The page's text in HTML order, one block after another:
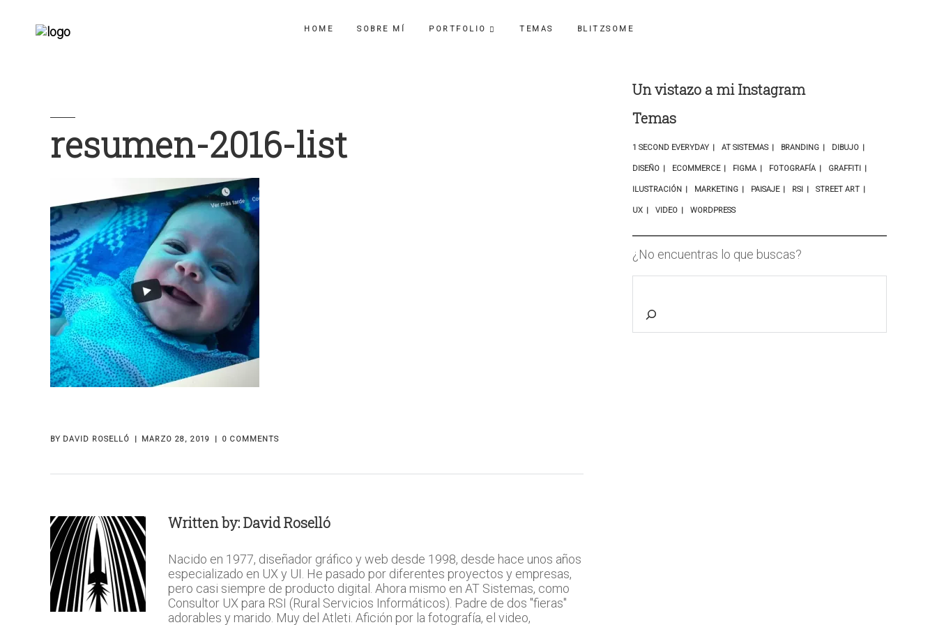
HOME SOBRE MÍ PORTFOLIO TEMAS BLITZSOME
resumen-2016-list
BY DAVID ROSELLÓ MARZO 28, 2019 0 COMMENTS
Written by:David Roselló
Nacido en 1977, diseñador gráfico y web desde 1998, desde hace unos años
especializado en UX y UI. He pasado por diferentes proyectos y empresas,
pero casi siempre de producto digital. Ahora mismo en AT Sistemas, como
Consultor UX para RSI (Rural Servicios Informáticos). Padre de dos "fieras"
adorables y marido. Muy del Atleti. Afición por la fotografía, el video,
Un vistazo a mi Instagram
Temas
1 SECOND EVERYDAY AT SISTEMAS BRANDING DIBUJO
DISEÑO ECOMMERCE FIGMA FOTOGRAFÍA GRAFFITI
ILUSTRACIÓN MARKETING PAISAJE RSI STREET ART
UX VIDEO WORDPRESS
¿No encuentras lo que buscas?